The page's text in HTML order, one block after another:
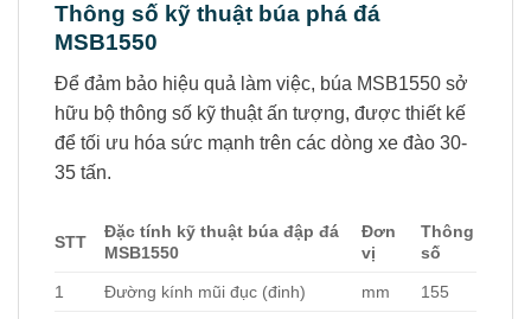
Thông số kỹ thuật búa phá đá
MSB1550
Để đảm bảo hiệu quả làm việc, búa MSB1550 sở
hữu bộ thông số kỹ thuật ấn tượng, được thiết kế
để tối ưu hóa sức mạnh trên các dòng xe đào 30-
35 tấn.
STT
Đặc tính kỹ thuật búa đập đá
MSB1550
Đơn
vị
Thông
số
1 Đường kính mũi đục (đinh) mm 155